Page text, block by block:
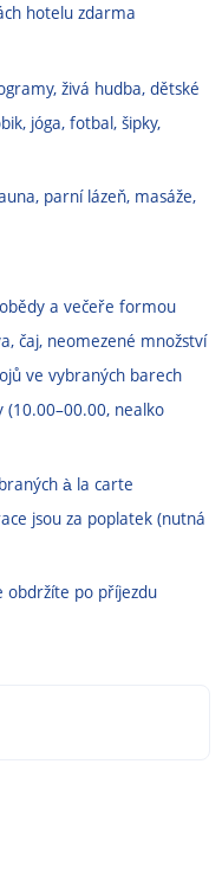
hotelu zdarma
živá hudba, dětské
jóga, fotbal, šipky,
parní lázeň, masáže,
a večeře formou
čaj, neomezené množství
ve vybraných barech
(10.00–00.00, nealko
à la carte
jsou za poplatek (nutná
obdržíte po příjezdu